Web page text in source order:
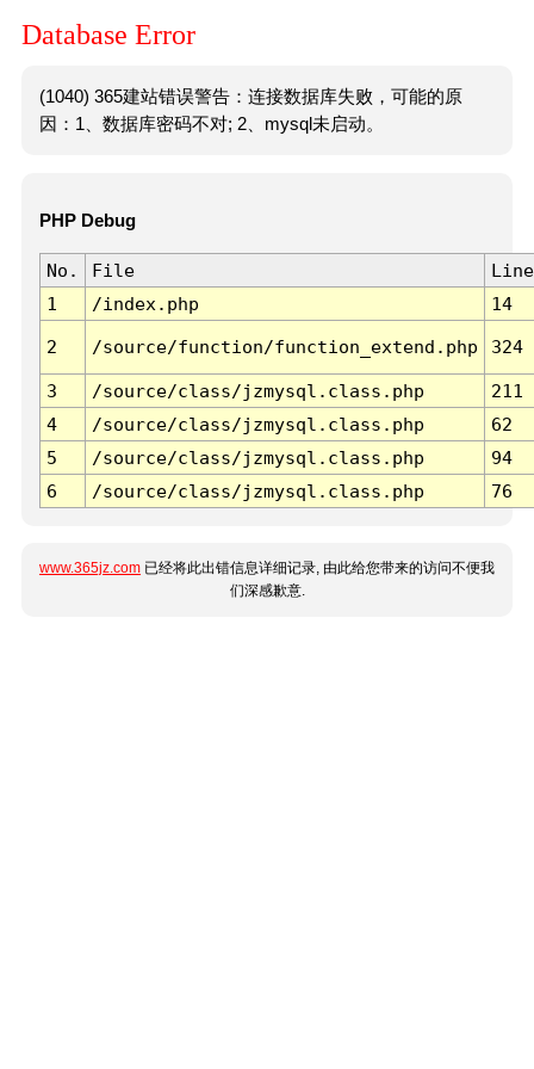
Database Error
(1040) 365建站错误警告：连接数据库失败，可能的原
因：1、数据库密码不对; 2、mysql未启动。
PHP Debug
No. File
Line
1
/index.php 14
2 /source/function/function_extend.php 324
3 /source/class/jzmysql.class.php
211
4
/source/class/jzmysql.class.php
62
5
/source/class/jzmysql.class.php
94
6
/source/class/jzmysql.class.php 76
www.365jz.com 已经将此出错信息详细记录, 由此给您带来的访问不便我
们深感歉意.